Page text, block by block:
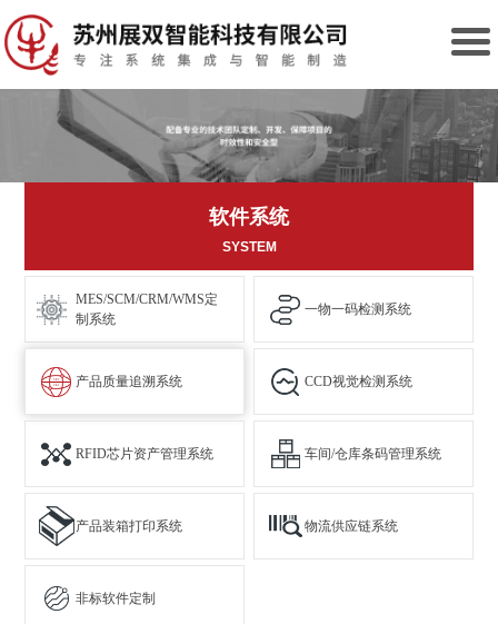
软件系统
SYSTEM
MES/SCM/CRM/WMS定
制系统
一物一码检测系统
产品质量追溯系统 CCD视觉检测系统
RFID芯片资产管理系统 车间/仓库条码管理系统
产品装箱打印系统 物流供应链系统
非标软件定制